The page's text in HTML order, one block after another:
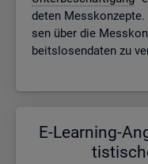
de­ten
sen über die
beits­lo­sen­da­ten zu
E-Lear­ning-